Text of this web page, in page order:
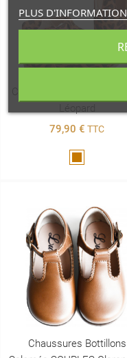
Clarence Salomés
79,90 € TTC
Chaussures Bottillons
PLUS